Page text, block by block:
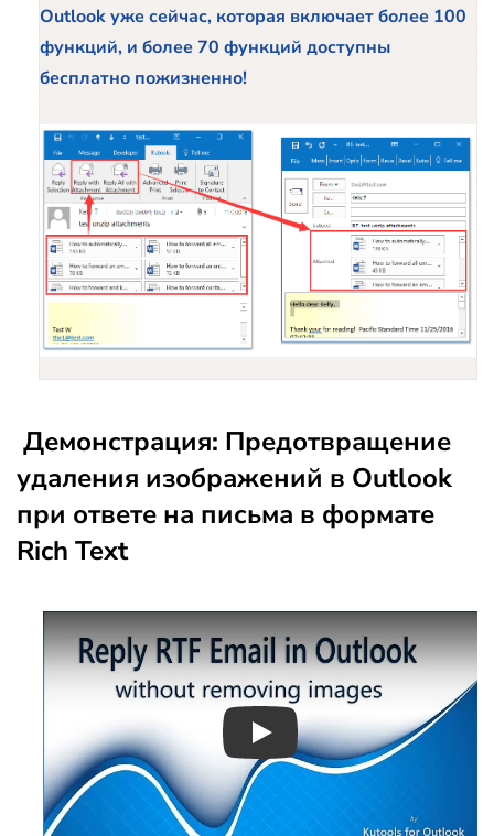
Outlook уже сейчас, которая включает более 100
функций, и более 70 функций доступны
бесплатно пожизненно!
Демонстрация: Предотвращение
удаления изображений в Outlook
при ответе на письма в формате
Rich Text
Play